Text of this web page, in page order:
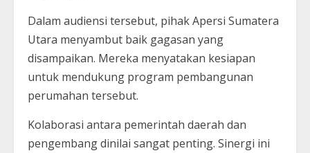
Dalam audiensi tersebut, pihak Apersi Sumatera
Utara menyambut baik gagasan yang
disampaikan. Mereka menyatakan kesiapan
untuk mendukung program pembangunan
perumahan tersebut.
Kolaborasi antara pemerintah daerah dan
pengembang dinilai sangat penting. Sinergi ini